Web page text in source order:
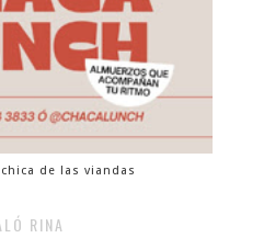
de las viandas
RINA